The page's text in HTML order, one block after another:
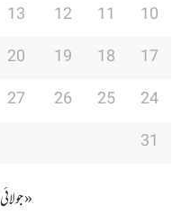
10
11
12
13
17
18
19
20
24
25
26
27
31
« جولائی